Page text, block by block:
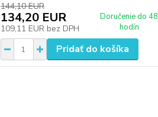
144,10 EUR
134,20 EUR
109,11 EUR bez DPH
Doručenie do 48
hodín
Pridať do košíka